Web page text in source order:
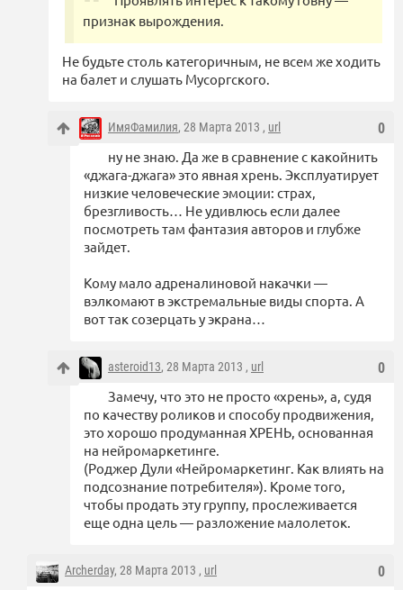
признак вырождения.
Не будьте столь категоричным, не всем же ходить
на балет и слушать Мусоргского.
0
ИмяФамилия, 28 Марта 2013 , url
ну не знаю. Да же в сравнение с какойнить
«джага-джага» это явная хрень. Эксплуатирует
низкие человеческие эмоции: страх,
брезгливость… Не удивлюсь если далее
посмотреть там фантазия авторов и глубже
зайдет.
Кому мало адреналиновой накачки —
вэлкомают в экстремальные виды спорта. А
вот так созерцать у экрана…
0
asteroid13, 28 Марта 2013 , url
Замечу, что это не просто «хрень», а, судя
по качеству роликов и способу продвижения,
это хорошо продуманная ХРЕНЬ, основанная
на нейромаркетинге.
(Роджер Дули «Нейромаркетинг. Как влиять на
подсознание потребителя»). Кроме того,
чтобы продать эту группу, прослеживается
еще одна цель — разложение малолеток.
0
Archerday, 28 Марта 2013 , url